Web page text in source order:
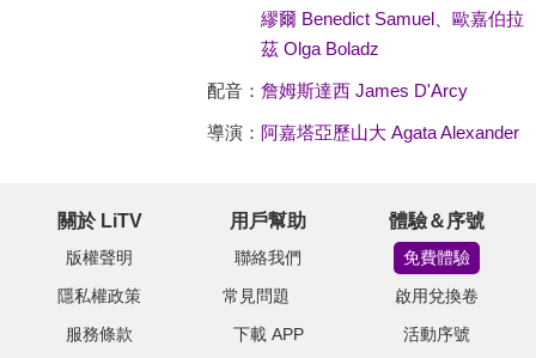
繆爾 Benedict Samuel、 歐嘉伯拉
茲 Olga Boladz
配音： 詹姆斯達西 James D'Arcy
導演： 阿嘉塔亞歷山大 Agata Alexander
關於 LiTV
版權聲明
隱私權政策
服務條款
用戶幫助
聯絡我們
常見問題
下載 APP
體驗＆序號
免費體驗
啟用兌換卷
活動序號